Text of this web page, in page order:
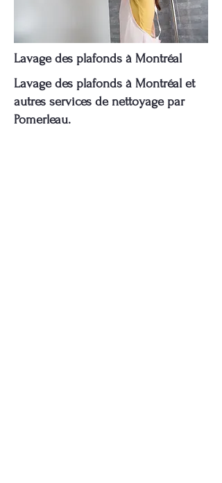
Lavage des plafonds à Montréal
Lavage des plafonds à Montréal et
autres services de nettoyage par
Pomerleau.